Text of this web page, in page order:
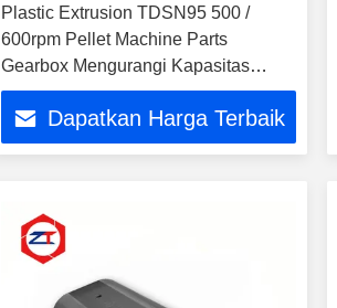
Plastic Extrusion TDSN95 500 /
600rpm Pellet Machine Parts
Gearbox Mengurangi Kapasitas
Transformasi
Dapatkan Harga Terbaik